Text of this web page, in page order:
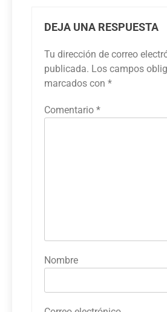
DEJA UNA RESPUESTA
Tu dirección de correo
publicada. Los campos
marcados con *
Comentario *
Nombre